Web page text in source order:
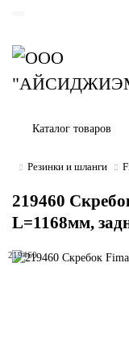
Каталог товаров
Резинки и шланги
219460
L=1168мм,
219460